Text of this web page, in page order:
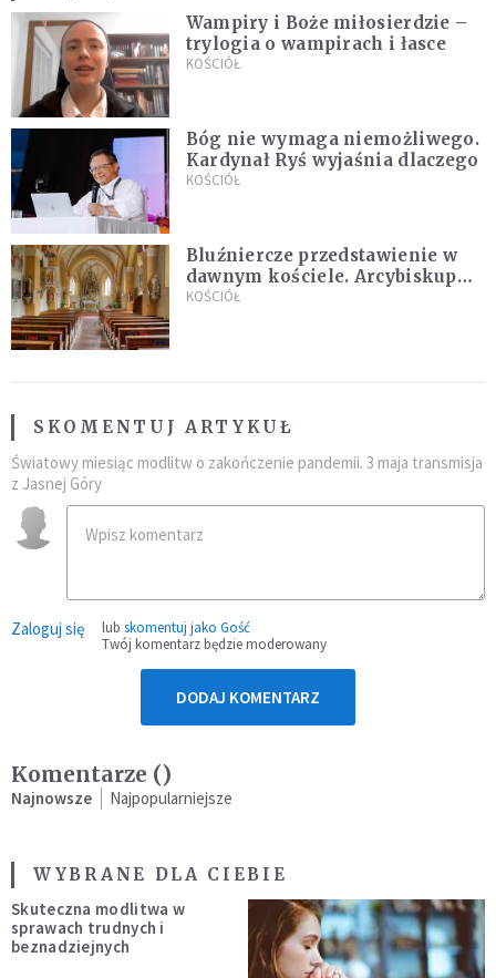
Wampiry i Boże miłosierdzie –
trylogia o wampirach i łasce
KOŚCIÓŁ
Bóg nie wymaga niemożliwego.
Kardynał Ryś wyjaśnia dlaczego
KOŚCIÓŁ
Bluźniercze przedstawienie w
dawnym kościele. Arcybiskup
stanowczo reaguje
KOŚCIÓŁ
SKOMENTUJ ARTYKUŁ
Światowy miesiąc modlitw o zakończenie pandemii. 3 maja transmisja
z Jasnej Góry
Zaloguj się lub skomentuj jako Gość
Twój komentarz będzie moderowany
DODAJ KOMENTARZ
Komentarze ()
Najnowsze Najpopularniejsze
WYBRANE DLA CIEBIE
Skuteczna modlitwa w
sprawach trudnych i
beznadziejnych